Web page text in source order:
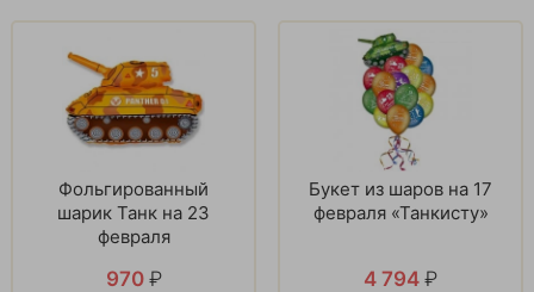
Фольгированный
шарик Танк на 23
февраля
970 ₽
Букет из шаров на 17
февраля «Танкисту»
4 794 ₽